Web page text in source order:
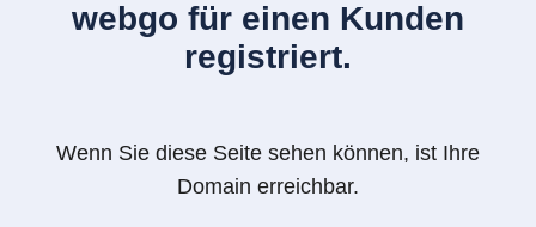
webgo für einen Kunden
registriert.
Wenn Sie diese Seite sehen können, ist Ihre
Domain erreichbar.